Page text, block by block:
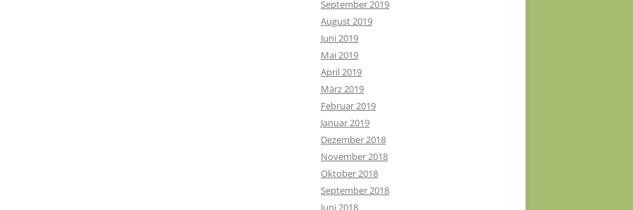
September 2019
August 2019
Juni 2019
Mai 2019
April 2019
März 2019
Februar 2019
Januar 2019
Dezember 2018
November 2018
Oktober 2018
September 2018
Juni 2018